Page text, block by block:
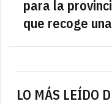
LO MÁS LEÍDO
para la
que recoge